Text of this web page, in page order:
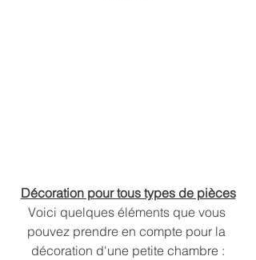
Décoration pour tous types de pièces
Voici quelques éléments que vous
pouvez prendre en compte pour la
décoration d'une petite chambre :